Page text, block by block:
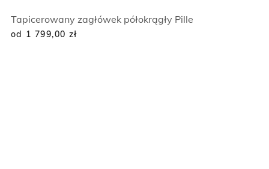
Tapicerowany zagłówek półokrągły Pille
od 1 799,00 zł